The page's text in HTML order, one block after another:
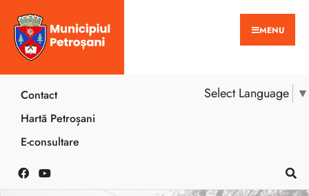
MENU
Select Language ▼
Contact
Hartă Petroșani
E-consultare